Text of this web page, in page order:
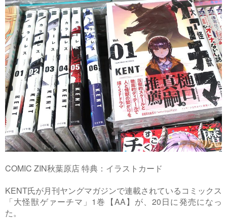
COMIC ZIN秋葉原店 特典：イラストカード
KENT氏が月刊ヤングマガジンで連載されているコミックス
「大怪獣ゲァーチマ」1巻【AA】が、20日に発売になっ
た。